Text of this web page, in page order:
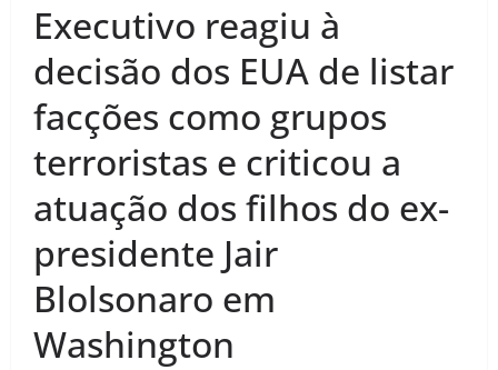
Executivo reagiu à
decisão dos EUA de listar
facções como grupos
terroristas e criticou a
atuação dos filhos do ex-
presidente Jair
Blolsonaro em
Washington